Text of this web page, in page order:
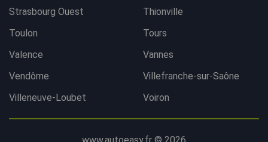
Strasbourg Ouest
Thionville
Toulon
Tours
Valence
Vannes
Vendôme
Villefranche-sur-Saône
Villeneuve-Loubet
Voiron